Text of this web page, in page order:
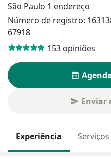
São Paulo 1 endereço
Número de registro:
67918
153 opiniões
Enviar
Experiência Serviços